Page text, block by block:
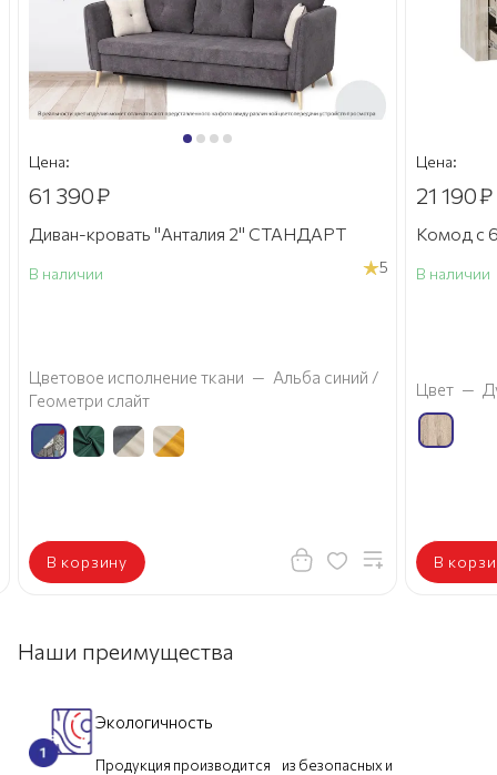
Цена:
61 390₽
Диван-кровать "Анталия 2" СТАНДАРТ
В наличии 5
Цветовое исполнение ткани — Альба синий /
Геометри слайт
В корзину
Цена:
21 190₽
Комод с
В наличии
Цвет —
В
Наши преимущества
Экологичность
Продукция производится из безопасных и